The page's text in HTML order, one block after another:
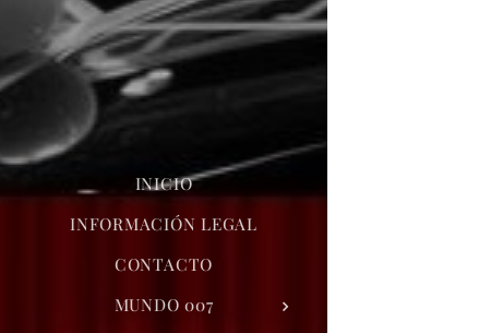
INICIO
INFORMACIÓN LEGAL
CONTACTO
MUNDO 007